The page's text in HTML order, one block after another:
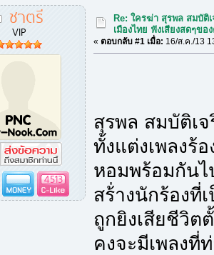
ชาตรี
VIP
4513
Re: ใครฆ่า สุรพล สมบัติ
เมืองไทย ฟังเสียงสดๆขอ
« ตอบกลับ #1 เมื่อ: 16/ส.ค./13
สุรพล สมบัติเ
ทั้งแต่งเพลงร้
หอมพร้อมกัน
สร้่างนักร้องที่
ถูกยิงเสียชีวิต
คงจะมีเพลงที่